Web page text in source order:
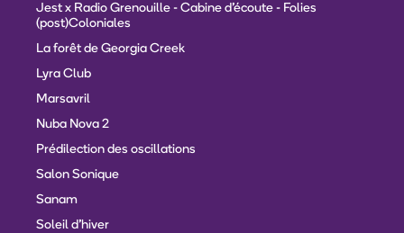
Jest x Radio Grenouille - Cabine d'écoute - Folies
(post)Coloniales
La forêt de Georgia Creek
Lyra Club
Marsavril
Nuba Nova 2
Prédilection des oscillations
Salon Sonique
Sanam
Soleil d'hiver